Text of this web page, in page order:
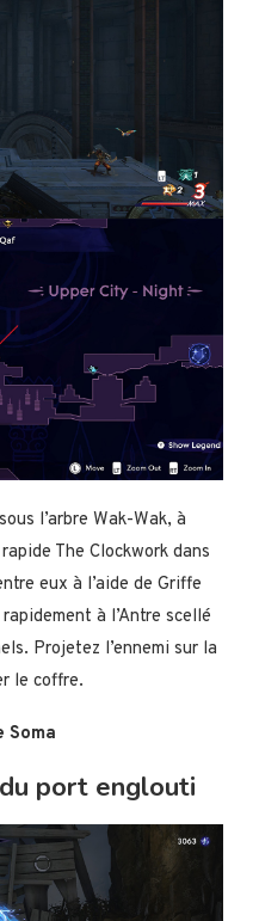
l’arbre Wak-Wak, à
The Clockwork dans
eux à l’aide de Griffe
à l’Antre scellé
Projetez l’ennemi sur la
le coffre.
Soma
port englouti